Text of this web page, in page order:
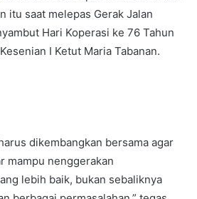
itu saat melepas Gerak Jalan
Hari Koperasi ke 76 Tahun
I Ketut Maria Tabanan.
dikembangkan bersama agar
mampu nenggerakan
lebih baik, bukan sebaliknya